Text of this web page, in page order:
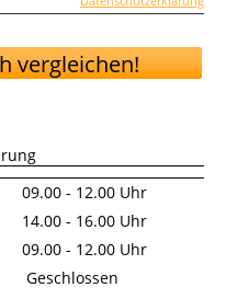
vergleichen!
09.00 - 12.00 Uhr
14.00 - 16.00 Uhr
09.00 - 12.00 Uhr
Geschlossen